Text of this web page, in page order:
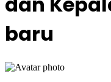
baru